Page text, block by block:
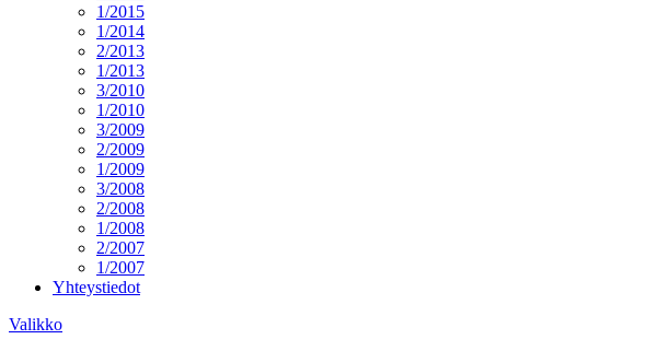
1/2015
1/2014
2/2013
1/2013
3/2010
1/2010
3/2009
2/2009
1/2009
3/2008
2/2008
1/2008
2/2007
1/2007
Yhteystiedot
Valikko